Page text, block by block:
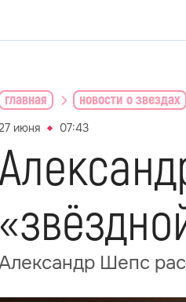
главная новости о звездах
июня 07:43
Шепс